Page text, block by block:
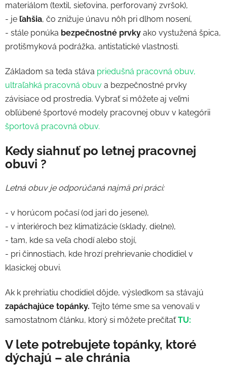
materiálom (textil, sieťovina, perforovaný zvršok),
- je ľahšia, čo znižuje únavu nôh pri dlhom nosení,
- stále ponúka bezpečnostné prvky ako vystužená špica,
protišmyková podrážka, antistatické vlastnosti.
Základom sa teda stáva priedušná pracovná obuv,
ultraľahká pracovná obuv a bezpečnostné prvky
závisiace od prostredia. Vybrať si môžete aj veľmi
obľúbené športové modely pracovnej obuv v kategórii
športová pracovná obuv.
Kedy siahnuť po letnej pracovnej
obuvi ?
Letná obuv je odporúčaná najmä pri práci:
- v horúcom počasí (od jari do jesene),
- v interiéroch bez klimatizácie (sklady, dielne),
- tam, kde sa veľa chodí alebo stojí,
- pri činnostiach, kde hrozí prehrievanie chodidiel v
klasickej obuvi.
Ak k prehriatiu chodidiel dôjde, výsledkom sa stávajú
zapáchajúce topánky. Tejto téme sme sa venovali v
samostatnom článku, ktorý si môžete prečítaťTU:
V lete potrebujete topánky, ktoré
dýchajú – ale chránia